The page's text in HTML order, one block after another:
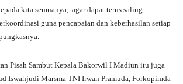
kita semuanya, agar dapat terus saling
guna pencapaian dan keberhasilan setiap
Pisah Sambut Kepala Bakorwil I Madiun itu juga
Iswahjudi Marsma TNI Irwan Pramuda, Forkopimda